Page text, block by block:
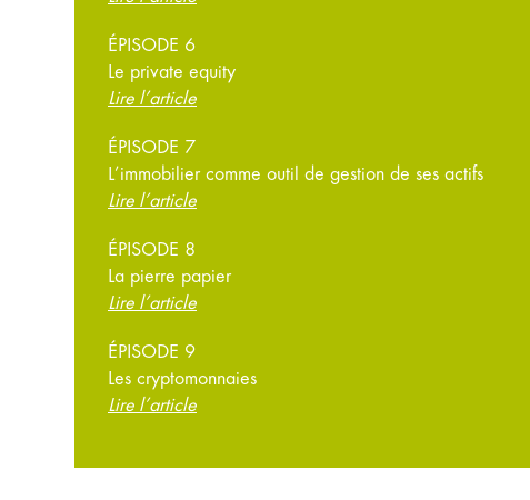
ÉPISODE 6
Le private equity
Lire l’article
ÉPISODE 7
L’immobilier comme outil de gestion de ses actifs
Lire l’article
ÉPISODE 8
La pierre papier
Lire l’article
ÉPISODE 9
Les cryptomonnaies
Lire l’article